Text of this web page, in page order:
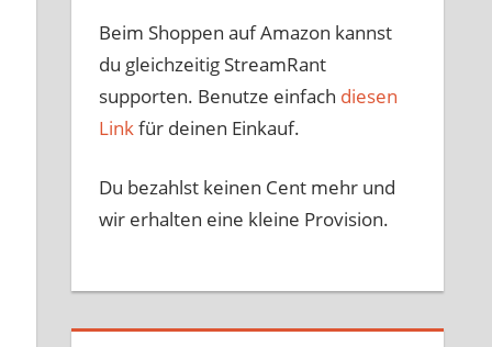
Beim Shoppen auf Amazon kannst
du gleichzeitig StreamRant
supporten. Benutze einfach diesen
Linkfür deinen Einkauf.
Du bezahlst keinen Cent mehr und
wir erhalten eine kleine Provision.